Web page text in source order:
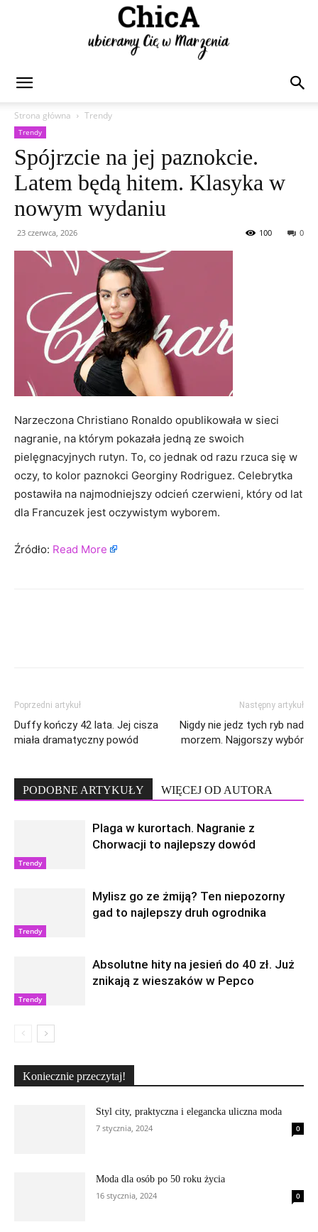
Strona główna
Trendy
Trendy
Spójrzcie na jej paznokcie.
Latem będą hitem. Klasyka w
nowym wydaniu
23 czerwca, 2026 0
100
Narzeczona Christiano Ronaldo opublikowała w sieci
nagranie, na którym pokazała jedną ze swoich
pielęgnacyjnych rutyn. To, co jednak od razu rzuca się w
oczy, to kolor paznokci Georginy Rodriguez. Celebrytka
postawiła na najmodniejszy odcień czerwieni, który od lat
dla Francuzek jest oczywistym wyborem.
Źródło: Read More
Poprzedni artykuł
Duffy kończy 42 lata. Jej cisza
miała dramatyczny powód
Następny artykuł
Nigdy nie jedz tych ryb nad
morzem. Najgorszy wybór
PODOBNE ARTYKUŁY WIĘCEJ OD AUTORA
Trendy
Plaga w kurortach. Nagranie z
Chorwacji to najlepszy dowód
Trendy
Mylisz go ze żmiją? Ten niepozorny
gad to najlepszy druh ogrodnika
Trendy
Absolutne hity na jesień do 40 zł. Już
znikają z wieszaków w Pepco
Koniecznie przeczytaj!
Styl city, praktyczna i elegancka uliczna moda
7 stycznia, 2024
0
Moda dla osób po 50 roku życia
16 stycznia, 2024
0